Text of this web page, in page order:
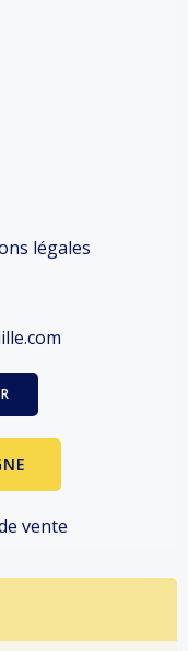
légales
vente